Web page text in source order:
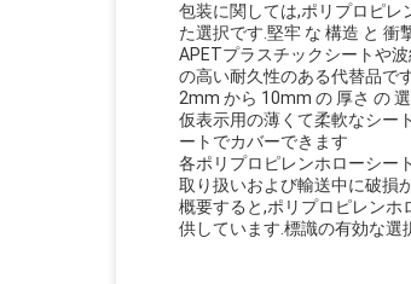
包装に関しては,ポリプロピ
た選択です.堅牢 な 構造 と 衝
APETプラスチックシートや
の高い耐久性のある代替品で
2mm から 10mm の 厚さ の
仮表示用の薄くて柔軟なシー
ートでカバーできます
各ポリプロピレンホローシー
取り扱いおよび輸送中に破損
概要すると,ポリプロピレンホ
供しています.標識の有効な選